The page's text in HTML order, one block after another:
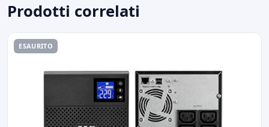
Prodotti correlati
ESAURITO